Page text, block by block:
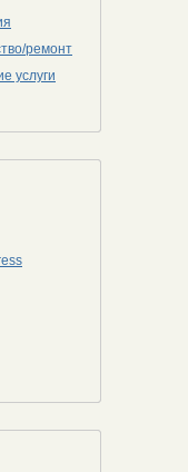
ремонт
услуги